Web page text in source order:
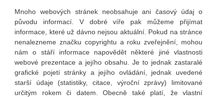
Mnoho webových stránek neobsahuje ani časový údaj o
původu informací. V dobré víře pak můžeme přijímat
informace, které už dávno nejsou aktuální. Pokud na stránce
nenalezneme značku copyrightu a roku zveřejnění, mohou
nám o stáří informace napovědět některé jiné vlastnosti
webové prezentace a jejího obsahu. Je to jednak zastaralé
grafické pojetí stránky a jejího ovládání, jednak uvedené
starší údaje (statistiky, citace, výroční zprávy) limitované
určitým rokem či datem. Obecně také platí, že vlastní